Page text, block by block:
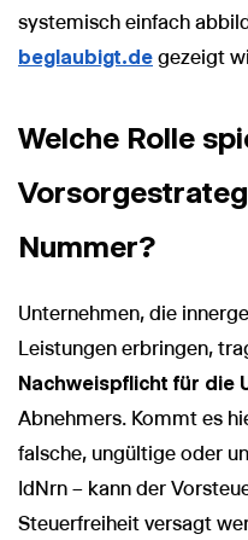
systemisch einfach
beglaubigt.de gezeigt
Welche Rolle
Nummer?
Unternehmen, die
Leistungen erbringen,
Nachweispflicht für die
Abnehmers. Kommt es
falsche, ungültige oder
IdNrn – kann der
Steuerfreiheit versagt